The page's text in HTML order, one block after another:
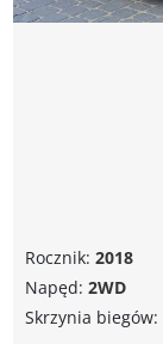
Rocznik: 2018
Napęd: 2WD
Skrzynia biegów: